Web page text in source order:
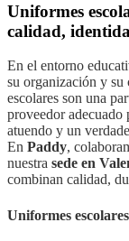
Uniformes
calidad,
En el entorno
su organización y
escolares son una
proveedor adecuado
atuendo y un
En Paddy,
nuestra sede en
combinan calidad,
Uniformes